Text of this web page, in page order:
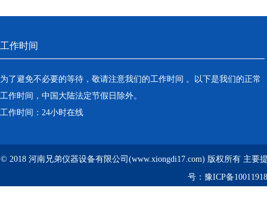
工作时间
为了避免不必要的等待，敬请注意我们的工作时间 。以下是我们的正常
工作时间，中国大陆法定节假日除外。
工作时间：24小时在线
© 2018 河南兄弟仪器设备有限公司(www.xiongdi17.com) 版权所有 主要
号： 豫ICP备